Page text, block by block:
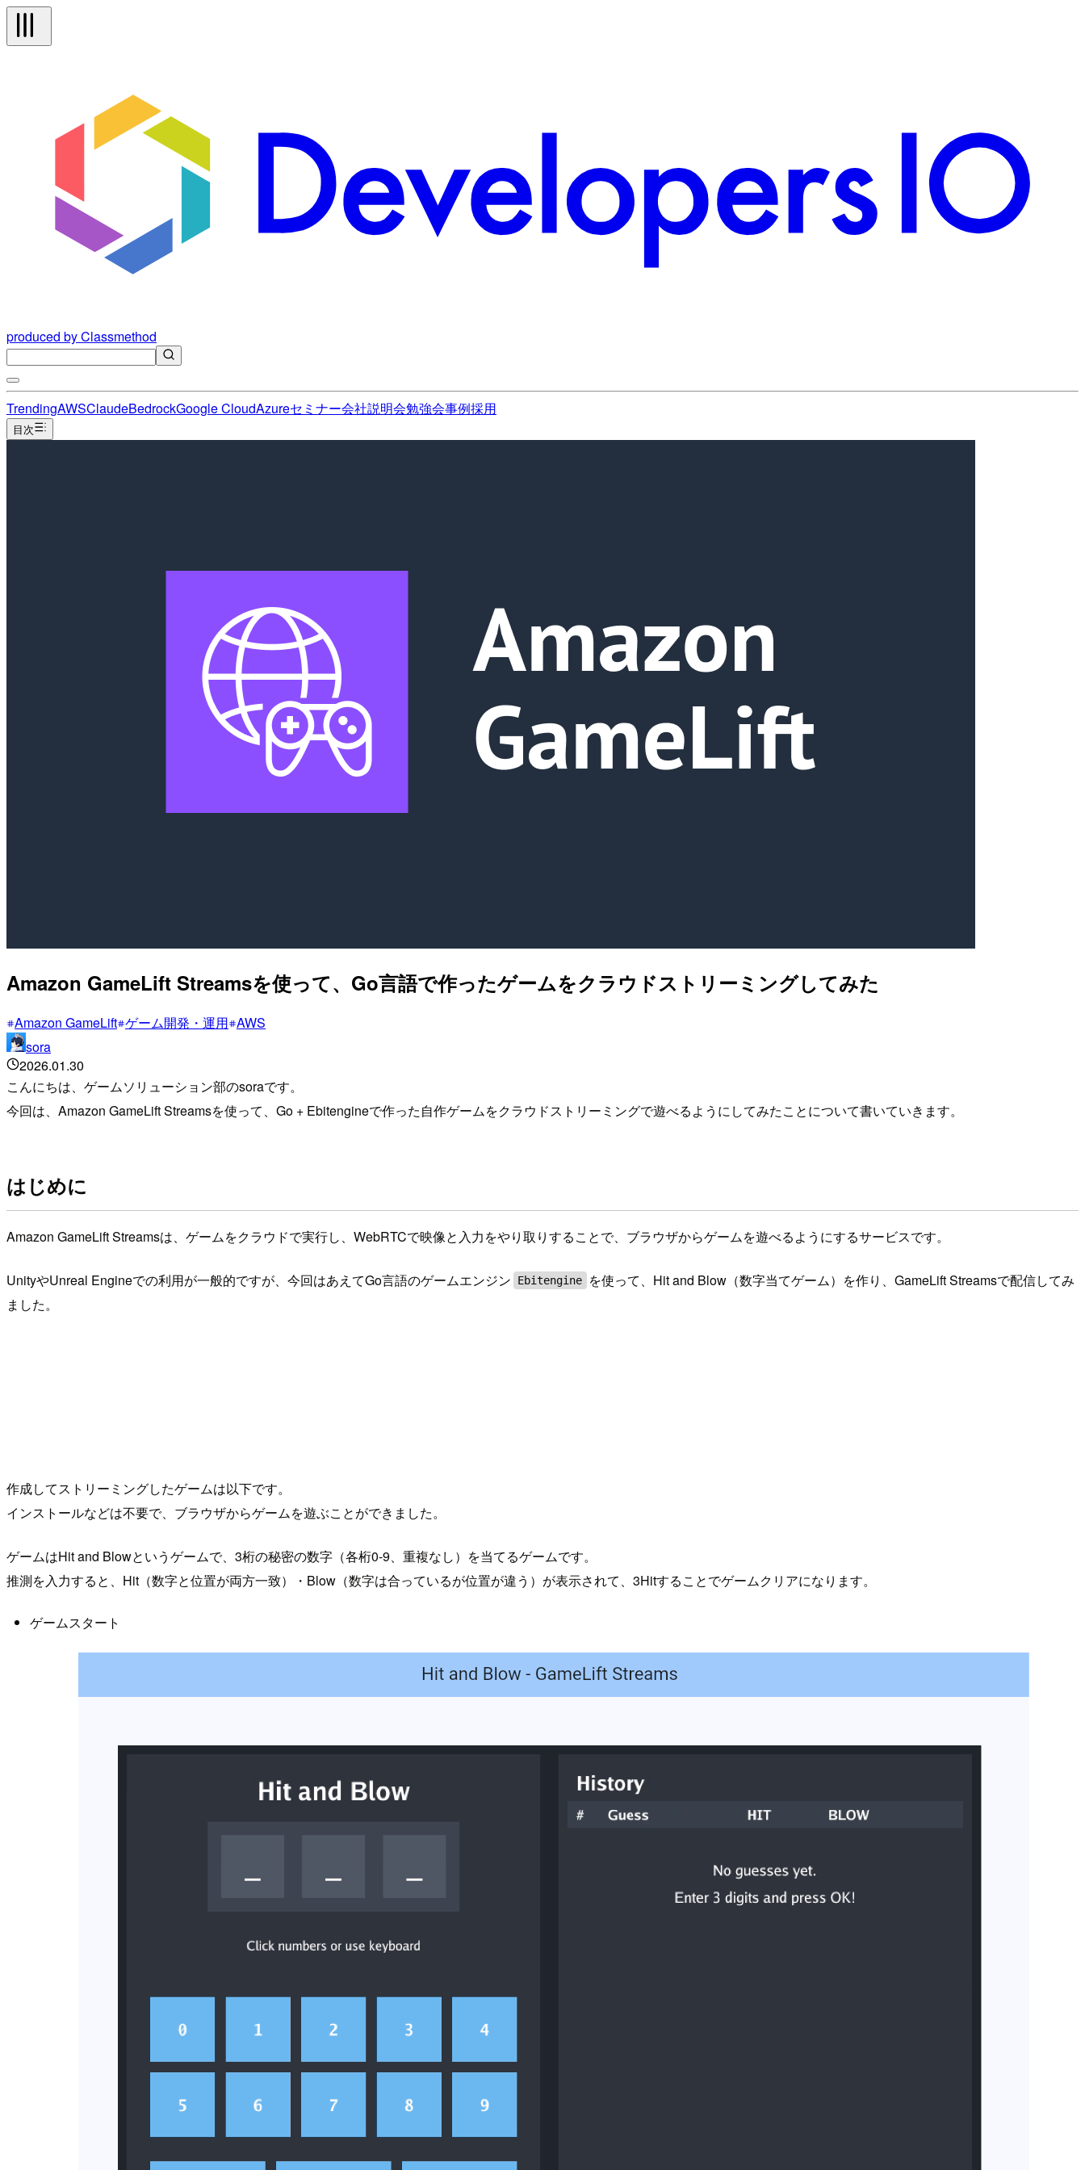
produced by Classmethod
TrendingAWSClaudeBedrockGoogle CloudAzureセミナー会社説明会勉強会事例採用
目次
Amazon GameLift Streamsを使って、Go言語で作ったゲームをクラウドストリーミングしてみた
Amazon GameLift ゲーム開発・運用 AWS
sora
2026.01.30
こんにちは、ゲームソリューション部のsoraです。
今回は、Amazon GameLift Streamsを使って、Go + Ebitengineで作った自作ゲームをクラウドストリーミングで遊べるようにしてみたことについて書いていきます。
はじめに
Amazon GameLift Streamsは、ゲームをクラウドで実行し、WebRTCで映像と入力をやり取りすることで、ブラウザからゲームを遊べるようにするサービスです。
UnityやUnreal Engineでの利用が一般的ですが、今回はあえてGo言語のゲームエンジン Ebitengine
を使って、Hit and Blow（数字当てゲーム）を作り、GameLift Streamsで配信してみ
ました。
作成してストリーミングしたゲームは以下です。
インストールなどは不要で、ブラウザからゲームを遊ぶことができました。
ゲームはHit and Blowというゲームで、3桁の秘密の数字（各桁0-9、重複なし）を当てるゲームです。
推測を入力すると、Hit（数字と位置が両方一致）・Blow（数字は合っているが位置が違う）が表示されて、3Hitすることでゲームクリアになります。
ゲームスタート